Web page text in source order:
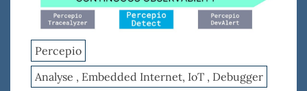
Percepio
Analyse , Embedded Internet, IoT , Debugger